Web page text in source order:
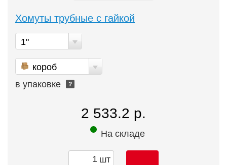
Хомуты трубные с гайкой
1"
короб
в упаковке
?
2 533.2 р.
На складе
шт